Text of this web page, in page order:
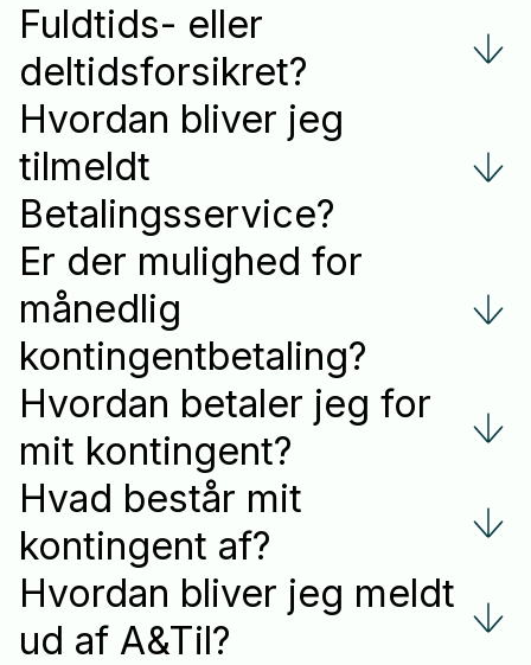
Fuldtids- eller
deltidsforsikret?
Hvordan bliver jeg
tilmeldt
Betalingsservice?
Er der mulighed for
månedlig
kontingentbetaling?
Hvordan betaler jeg for
mit kontingent?
Hvad består mit
kontingent af?
Hvordan bliver jeg meldt
ud af A&Til?